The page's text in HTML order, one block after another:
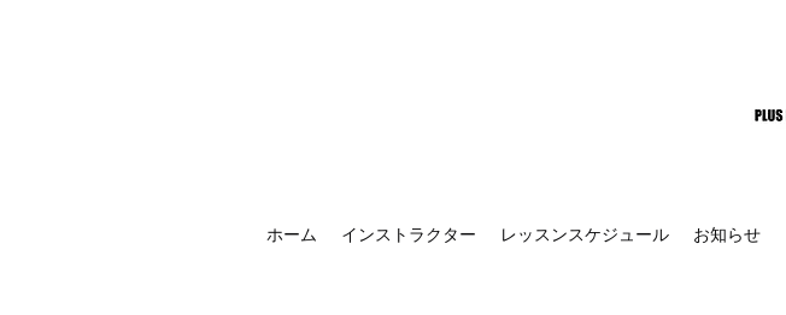
ホーム インストラクター レッスンスケジュール お知らせ